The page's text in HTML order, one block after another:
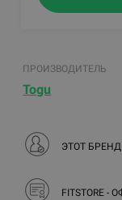
ПРОИЗВОДИТЕЛЬ
Togu
ЭТОТ
FITSTORE